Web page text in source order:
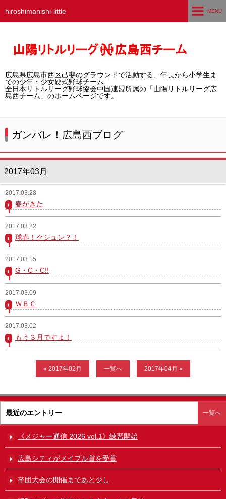
hiroshimanishi-little
広島県広島市西区己斐のグラウンドで活動する、年長から小学生ま
での少年・少女硬式野球チーム
全日本リトルリーグ野球協会中国連盟所属の「山陽リトルリーグ広
島西チーム」のホームページです。
MENU
広島西チームとは
選手募集／体験・見学
試合結果
想い出アルバム
卒団生の声
ガンバレ！広島西ブログ
質問コーナー Ｑ＆Ａ
リトルリーグについて
ガンバレ！広島西ブログ
2017年03月
2017.03.28
春がきた
2017.03.22
球春！クシュン？！
2017.03.15
G・C・C!!
2017.03.09
ＷＢＣ
2017.03.02
もう３月ですよ！
« 2017年02月 一覧へ 2017年04月 »
最近のエントリー 一覧へ
《メジャー通信 2026 vol.1》練習開始
広島シティがメイプル賞を受賞
卒団大会の開催まであと少し